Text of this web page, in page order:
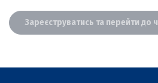
Зареєструватись та перейти до